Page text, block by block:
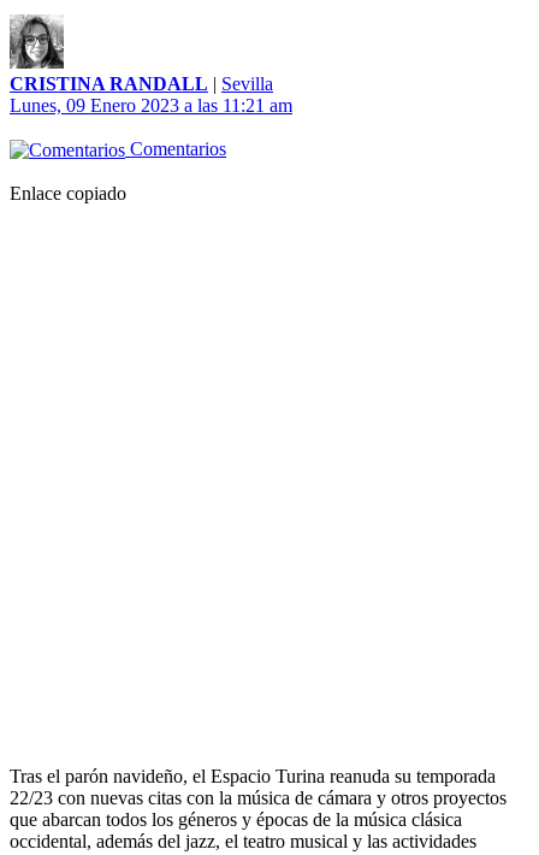
CRISTINA RANDALL | Sevilla
Lunes, 09 Enero 2023 a las 11:21 am
Comentarios
Enlace copiado
Tras el parón navideño, el Espacio Turina reanuda su temporada
22/23 con nuevas citas con la música de cámara y otros proyectos
que abarcan todos los géneros y épocas de la música clásica
occidental, además del jazz, el teatro musical y las actividades